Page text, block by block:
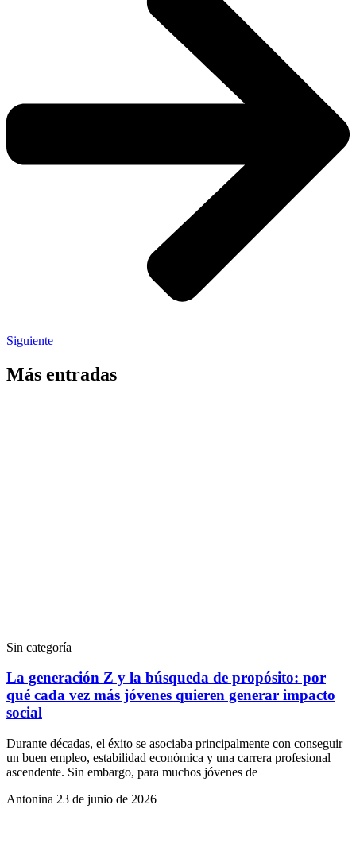
Siguiente
Más entradas
Sin categoría
La generación Z y la búsqueda de propósito: por
qué cada vez más jóvenes quieren generar impacto
social
Durante décadas, el éxito se asociaba principalmente con conseguir
un buen empleo, estabilidad económica y una carrera profesional
ascendente. Sin embargo, para muchos jóvenes de
Antonina 23 de junio de 2026